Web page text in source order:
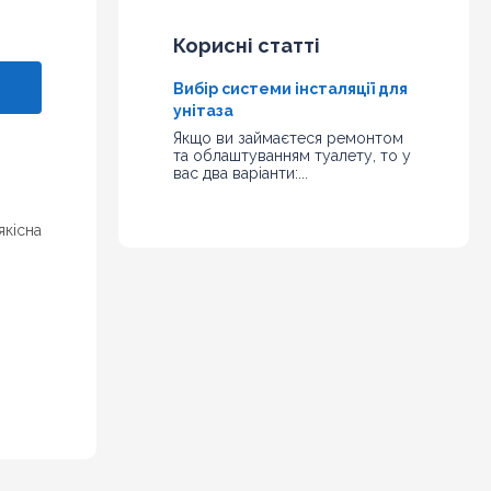
Корисні статті
Вибір системи інсталяції для
унітаза
Якщо ви займаєтеся ремонтом
та облаштуванням туалету, то у
вас два варіанти:...